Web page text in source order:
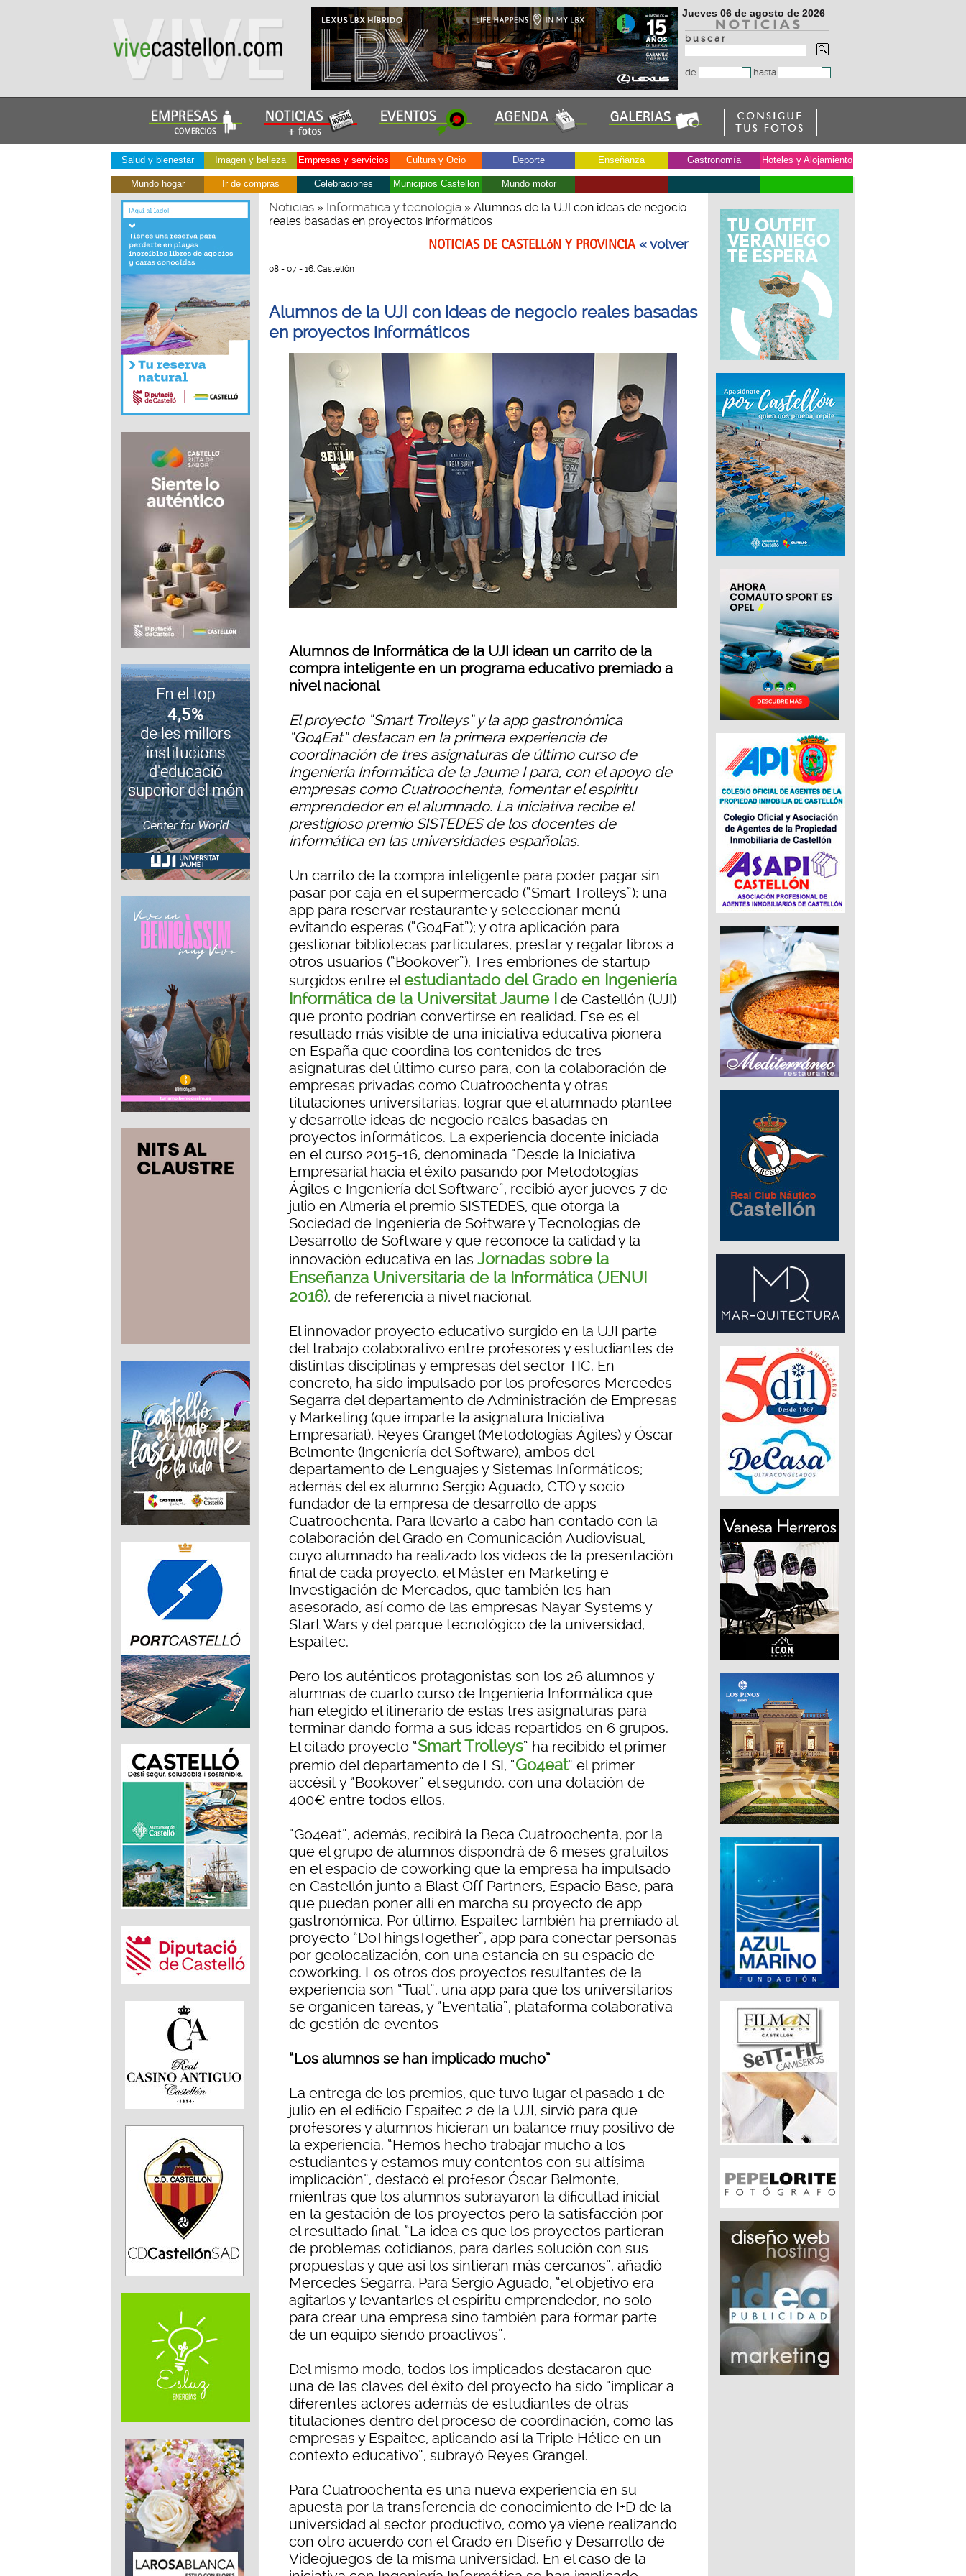
Jueves 06 de agosto de 2026
b u s c a r
de hasta
Salud y bienestar Imagen y belleza Empresas y servicios Cultura y Ocio Deporte Enseñanza Gastronomía Hoteles y Alojamiento
Mundo hogar Ir de compras Celebraciones Municipios Castellón Mundo motor
Noticias» Informatica y tecnología» Alumnos de la UJI con ideas de negocio
reales basadas en proyectos informáticos
NOTICIAS DE CASTELLóN Y PROVINCIA« volver
08 - 07 - 16, Castellón
Alumnos de la UJI con ideas de negocio reales basadas
en proyectos informáticos
Alumnos de Informática de la UJI idean un carrito de la
compra inteligente en un programa educativo premiado a
nivel nacional
El proyecto “Smart Trolleys” y la app gastronómica
“Go4Eat” destacan en la primera experiencia de
coordinación de tres asignaturas de último curso de
Ingeniería Informática de la Jaume I para, con el apoyo de
empresas como Cuatroochenta, fomentar el espíritu
emprendedor en el alumnado. La iniciativa recibe el
prestigioso premio SISTEDES de los docentes de
informática en las universidades españolas.
Un carrito de la compra inteligente para poder pagar sin
pasar por caja en el supermercado (“Smart Trolleys”); una
app para reservar restaurante y seleccionar menú
evitando esperas (“Go4Eat”); y otra aplicación para
gestionar bibliotecas particulares, prestar y regalar libros a
otros usuarios (“Bookover”). Tres embriones de startup
surgidos entre elestudiantado del Grado en Ingeniería
Informática de la Universitat Jaume I
de Castellón (UJI)
que pronto podrían convertirse en realidad. Ese es el
resultado más visible de una iniciativa educativa pionera
en España que coordina los contenidos de tres
asignaturas del último curso para, con la colaboración de
empresas privadas como Cuatroochenta y otras
titulaciones universitarias, lograr que el alumnado plantee
y desarrolle ideas de negocio reales basadas en
proyectos informáticos. La experiencia docente iniciada
en el curso 2015-16, denominada “Desde la Iniciativa
Empresarial hacia el éxito pasando por Metodologías
Ágiles e Ingeniería del Software”, recibió ayer jueves 7 de
julio en Almería el premio SISTEDES, que otorga la
Sociedad de Ingeniería de Software y Tecnologías de
Desarrollo de Software y que reconoce la calidad y la
innovación educativa en las Jornadas sobre la
Enseñanza Universitaria de la Informática (JENUI
2016), de referencia a nivel nacional.
El innovador proyecto educativo surgido en la UJI parte
del trabajo colaborativo entre profesores y estudiantes de
distintas disciplinas y empresas del sector TIC. En
concreto, ha sido impulsado por los profesores Mercedes
Segarra del departamento de Administración de Empresas
y Marketing (que imparte la asignatura Iniciativa
Empresarial), Reyes Grangel (Metodologías Ágiles) y Óscar
Belmonte (Ingeniería del Software), ambos del
departamento de Lenguajes y Sistemas Informáticos;
además del ex alumno Sergio Aguado, CTO y socio
fundador de la empresa de desarrollo de apps
Cuatroochenta. Para llevarlo a cabo han contado con la
colaboración del Grado en Comunicación Audiovisual,
cuyo alumnado ha realizado los vídeos de la presentación
final de cada proyecto, el Máster en Marketing e
Investigación de Mercados, que también les han
asesorado, así como de las empresas Nayar Systems y
Start Wars y del parque tecnológico de la universidad,
Espaitec.
Pero los auténticos protagonistas son los 26 alumnos y
alumnas de cuarto curso de Ingeniería Informática que
han elegido el itinerario de estas tres asignaturas para
terminar dando forma a sus ideas repartidos en 6 grupos.
El citado proyecto “Smart Trolleys” ha recibido el primer
premio del departamento de LSI, “Go4eat” el primer
accésit y “Bookover” el segundo, con una dotación de
400€ entre todos ellos.
“Go4eat”, además, recibirá la Beca Cuatroochenta, por la
que el grupo de alumnos dispondrá de 6 meses gratuitos
en el espacio de coworking que la empresa ha impulsado
en Castellón junto a Blast Off Partners, Espacio Base, para
que puedan poner allí en marcha su proyecto de app
gastronómica. Por último, Espaitec también ha premiado al
proyecto “DoThingsTogether”, app para conectar personas
por geolocalización, con una estancia en su espacio de
coworking. Los otros dos proyectos resultantes de la
experiencia son “Tual”, una app para que los universitarios
se organicen tareas, y “Eventalia”, plataforma colaborativa
de gestión de eventos
“Los alumnos se han implicado mucho”
La entrega de los premios, que tuvo lugar el pasado 1 de
julio en el edificio Espaitec 2 de la UJI, sirvió para que
profesores y alumnos hicieran un balance muy positivo de
la experiencia. “Hemos hecho trabajar mucho a los
estudiantes y estamos muy contentos con su altísima
implicación”, destacó el profesor Óscar Belmonte,
mientras que los alumnos subrayaron la dificultad inicial
en la gestación de los proyectos pero la satisfacción por
el resultado final. “La idea es que los proyectos partieran
de problemas cotidianos, para darles solución con sus
propuestas y que así los sintieran más cercanos”, añadió
Mercedes Segarra. Para Sergio Aguado, “el objetivo era
agitarlos y levantarles el espíritu emprendedor, no solo
para crear una empresa sino también para formar parte
de un equipo siendo proactivos”.
Del mismo modo, todos los implicados destacaron que
una de las claves del éxito del proyecto ha sido “implicar a
diferentes actores además de estudiantes de otras
titulaciones dentro del proceso de coordinación, como las
empresas y Espaitec, aplicando así la Triple Hélice en un
contexto educativo”, subrayó Reyes Grangel.
Para Cuatroochenta es una nueva experiencia en su
apuesta por la transferencia de conocimiento de I+D de la
universidad al sector productivo, como ya viene realizando
con otro acuerdo con el Grado en Diseño y Desarrollo de
Videojuegos de la misma universidad. En el caso de la